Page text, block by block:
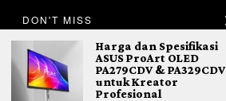
DON'T MISS
Harga dan Spesifikasi
ASUS ProArt OLED
PA279CDV & PA329CDV
untuk Kreator
Profesional